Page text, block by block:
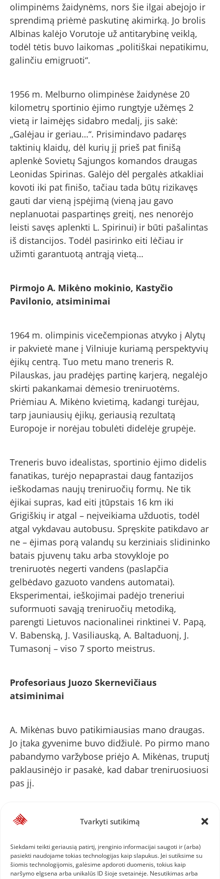
Tvarkyti sutikimą
Siekdami teikti geriausią patirtį, įrenginio informacijai saugoti ir (arba)
pasiekti naudojame tokias technologijas kaip slapukus. Jei sutiksime su
šiomis technologijomis, galėsime apdoroti duomenis, tokius kaip
naršymo elgsena arba unikalūs ID šioje svetainėje. Nesutikimas arba
olimpinėms žaidynėms, nors šie ilgai abejojo ir
sprendimą priėmė paskutinę akimirką. Jo brolis
Albinas kalėjo Vorutoje už antitarybinę veiklą,
todėl tėtis buvo laikomas „politiškai nepatikimu,
galinčiu emigruoti“.
1956 m. Melburno olimpinėse žaidynėse 20
kilometrų sportinio ėjimo rungtyje užėmęs 2
vietą ir laimėjęs sidabro medalį, jis sakė:
„Galėjau ir geriau…“. Prisimindavo padaręs
taktinių klaidų, dėl kurių jį prieš pat finišą
aplenkė Sovietų Sąjungos komandos draugas
Leonidas Spirinas. Galėjo dėl pergalės atkakliai
kovoti iki pat finišo, tačiau tada būtų rizikavęs
gauti dar vieną įspėjimą (vieną jau gavo
neplanuotai paspartinęs greitį, nes nenorėjo
leisti savęs aplenkti L. Spirinui) ir būti pašalintas
iš distancijos. Todėl pasirinko eiti lėčiau ir
užimti garantuotą antrąją vietą…
Pirmojo A. Mikėno mokinio, Kastyčio
Pavilonio, atsiminimai
1964 m. olimpinis vicečempionas atvyko į Alytų
ir pakvietė mane į Vilniuje kuriamą perspektyvių
ėjikų centrą. Tuo metu mano treneris R.
Pilauskas, jau pradėjęs partinę karjerą, negalėjo
skirti pakankamai dėmesio treniruotėms.
Priėmiau A. Mikėno kvietimą, kadangi turėjau,
tarp jauniausių ėjikų, geriausią rezultatą
Europoje ir norėjau tobulėti didelėje grupėje.
Treneris buvo idealistas, sportinio ėjimo didelis
fanatikas, turėjo nepaprastai daug fantazijos
ieškodamas naujų treniruočių formų. Ne tik
ėjikai supras, kad eiti įtūpstais 16 km iki
Grigiškių ir atgal – neįveikiama užduotis, todėl
atgal vykdavau autobusu. Spręskite patikdavo ar
ne – ėjimas porą valandų su kerziniais slidininko
batais pjuvenų taku arba stovykloje po
treniruotės negerti vandens (paslapčia
gelbėdavo gazuoto vandens automatai).
Eksperimentai, ieškojimai padėjo treneriui
suformuoti savąją treniruočių metodiką,
parengti Lietuvos nacionalinei rinktinei V. Papą,
V. Babenską, J. Vasiliauską, A. Baltaduonį, J.
Tumasonį – viso 7 sporto meistrus.
Profesoriaus Juozo Skernevičiaus
atsiminimai
A. Mikėnas buvo patikimiausias mano draugas.
Jo įtaka gyvenime buvo didžiulė. Po pirmo mano
pabandymo varžybose priėjo A. Mikėnas, truputį
paklausinėjo ir pasakė, kad dabar treniruosiuosi
pas jį.
Mes su juo gyvenime žingsniavome pėda
pėdon, gyvenome tais pačiais rūpesčiais ir
darbais. Jis mane vedė sportiniu keliu ir kartu
suformavo potraukį tyrinėjimams. Gyvenime
Antanas daug medžiagos surinko bibliotekose,